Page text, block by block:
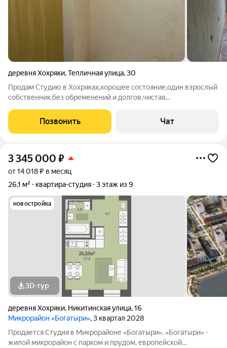
деревня Хохряки,Тепличная улица,30
Продам Студию в Хохряках,хорошее состояние,один взрослый
собственник,без обременений и долгов,чистая
Позвонить Чат
3 345 000 ₽
от 14 018 ₽ в месяц
26,1 м²
квартира-студия 3 этаж из 9
новостройка
3D-тур
деревня Хохряки, Никитинская улица,16
Микрорайон «Богатыри», 3 квартал 2028
Продается Студия в Микрорайоне «Богатыри». «Богатыри» -
жилой микрорайон с парком и прудом, европейской